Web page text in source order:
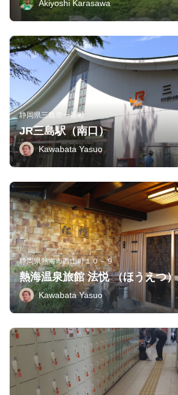
Akiyoshi Karasawa
静岡県三島市一番町
JR三島駅（南口）
Kawabata Yasuo
静岡県熱海市西山町１０－９
熱海温泉旅館 法悦 （ほうえつ）
Kawabata Yasuo